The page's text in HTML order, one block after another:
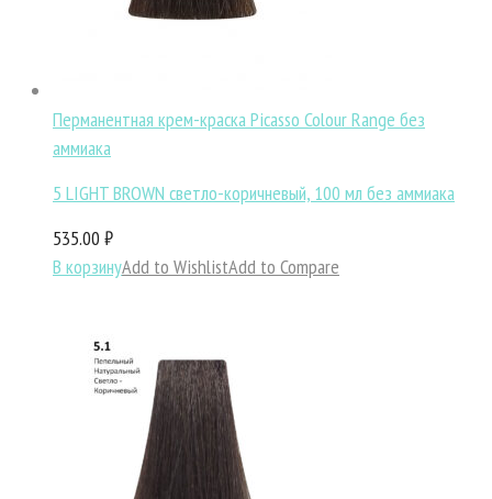
Перманентная крем-краска Picasso Colour Range без
аммиака
5 LIGHT BROWN светло-коричневый, 100 мл без аммиака
535.00 ₽
В корзинуAdd to WishlistAdd to Compare